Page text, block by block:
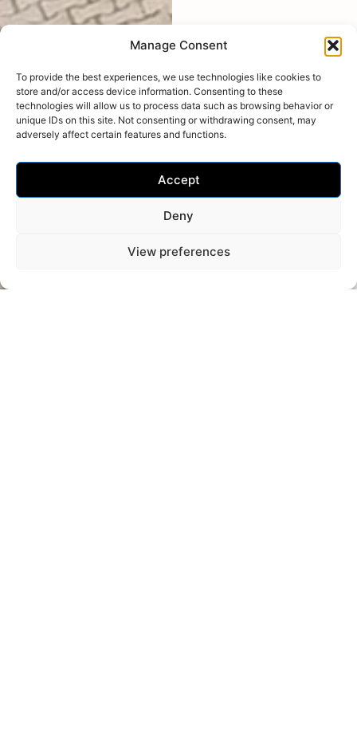
Manage Consent
To provide the best experiences, we use technologies like cookies to
store and/or access device information. Consenting to these
technologies will allow us to process data such as browsing behavior or
unique IDs on this site. Not consenting or withdrawing consent, may
adversely affect certain features and functions.
Accept
Deny
View preferences